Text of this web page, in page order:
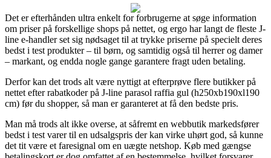
Det er efterhånden ultra enkelt for forbrugerne at søge information
om priser på forskellige shops på nettet, og ergo har langt de fleste J-
line e-handler set sig nødsaget til at trykke priserne på specielt deres
bedst i test produkter – til børn, og samtidig også til herrer og damer
– markant, og endda nogle gange garantere fragt uden betaling.
Derfor kan det trods alt være nyttigt at efterprøve flere butikker på
nettet efter rabatkoder på J-line parasol raffia gul (h250xb190xl190
cm) før du shopper, så man er garanteret at få den bedste pris.
Man må trods alt ikke overse, at såfremt en webbutik markedsfører
bedst i test varer til en udsalgspris der kan virke uhørt god, så kunne
det tit være et faresignal om en uægte netshop. Køb med gængse